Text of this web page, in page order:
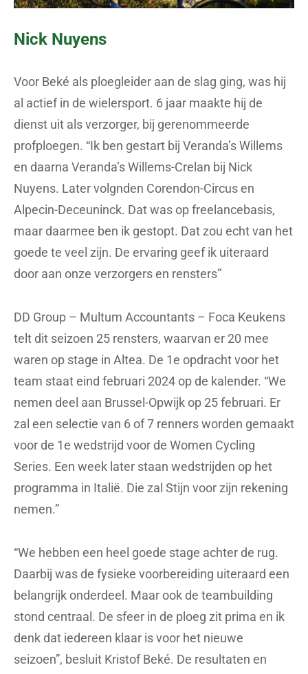
Nick Nuyens
Voor Beké als ploegleider aan de slag ging, was hij
al actief in de wielersport. 6 jaar maakte hij de
dienst uit als verzorger, bij gerenommeerde
profploegen. “Ik ben gestart bij Veranda’s Willems
en daarna Veranda’s Willems-Crelan bij Nick
Nuyens. Later volgnden Corendon-Circus en
Alpecin-Deceuninck. Dat was op freelancebasis,
maar daarmee ben ik gestopt. Dat zou echt van het
goede te veel zijn. De ervaring geef ik uiteraard
door aan onze verzorgers en rensters”
DD Group – Multum Accountants – Foca Keukens
telt dit seizoen 25 rensters, waarvan er 20 mee
waren op stage in Altea. De 1e opdracht voor het
team staat eind februari 2024 op de kalender. “We
nemen deel aan Brussel-Opwijk op 25 februari. Er
zal een selectie van 6 of 7 renners worden gemaakt
voor de 1e wedstrijd voor de Women Cycling
Series. Een week later staan wedstrijden op het
programma in Italië. Die zal Stijn voor zijn rekening
nemen.”
“We hebben een heel goede stage achter de rug.
Daarbij was de fysieke voorbereiding uiteraard een
belangrijk onderdeel. Maar ook de teambuilding
stond centraal. De sfeer in de ploeg zit prima en ik
denk dat iedereen klaar is voor het nieuwe
seizoen”, besluit Kristof Beké. De resultaten en